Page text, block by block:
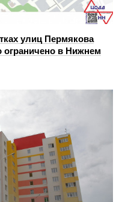
улиц Пермякова
ограничено в Нижнем